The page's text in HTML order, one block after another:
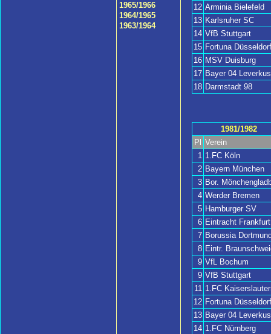
12 Arminia Bielefeld
13 Karlsruher SC
14 VfB Stuttgart
15 Fortuna Düsseldorf
16 MSV Duisburg
17 Bayer 04
18 Darmstadt 98
1981/1982
Pl
Verein
1 1.FC Köln
2 Bayern München
3 Bor.
4 Werder Bremen
5 Hamburger SV
6 Eintracht Frankfurt
7 Borussia
8 Eintr.
9 VfL Bochum
9 VfB Stuttgart
11 1.FC
12 Fortuna Düsseldorf
13 Bayer 04
14 1.FC Nürnberg
1965/1966
1964/1965
1963/1964